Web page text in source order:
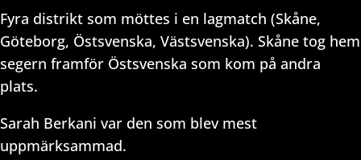
Fyra distrikt som möttes i en lagmatch (Skåne,
Göteborg, Östsvenska, Västsvenska). Skåne tog hem
segern framför Östsvenska som kom på andra
plats.
Sarah Berkani var den som blev mest
uppmärksammad.